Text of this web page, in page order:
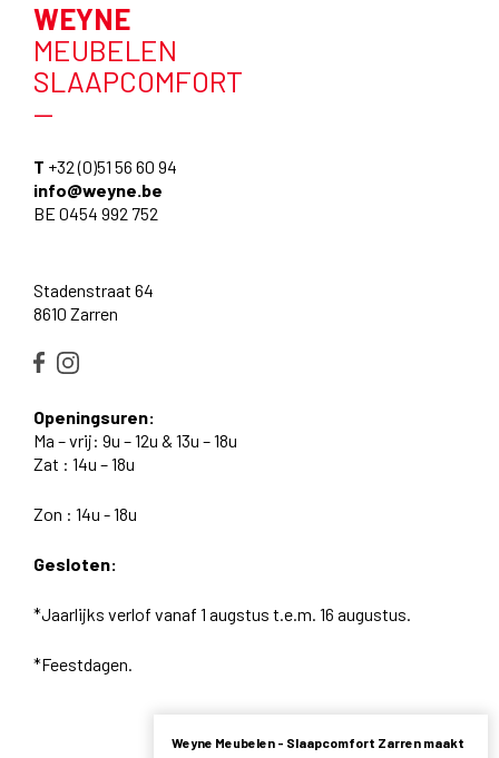
WEYNE
MEUBELEN
SLAAPCOMFORT
—
T +32 (0)51 56 60 94
info@weyne.be
BE 0454 992 752
Stadenstraat 64
8610 Zarren
Openingsuren:
Ma – vrij: 9u – 12u & 13u – 18u
Zat : 14u – 18u
Zon : 14u - 18u
Gesloten:
*Jaarlijks verlof vanaf 1 augstus t.e.m. 16 augustus.
*Feestdagen.
Weyne Meubelen - Slaapcomfort Zarren maakt